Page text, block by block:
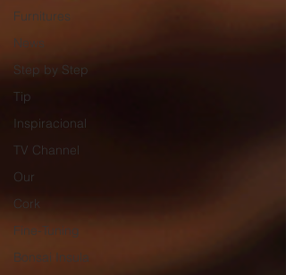
Furnitures
News
Step by Step
Tip
Inspiracional
TV Channel
Our
Cork
Fine-Tuning
Bonsai Insula